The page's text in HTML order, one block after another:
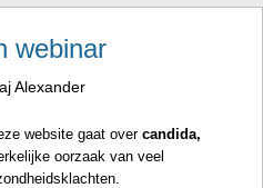
webinar
Alexander
website gaat overcandida,
oorzaak van veel